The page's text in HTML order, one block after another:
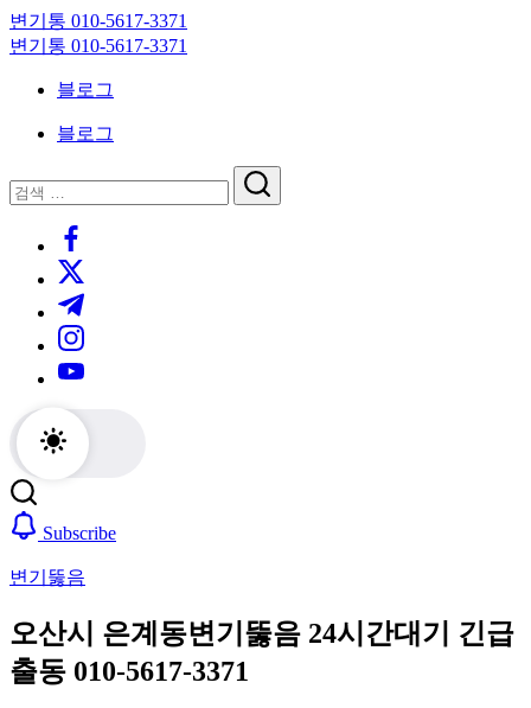
Skip
to
content
변기통 010-5617-3371
변
대
기
변기통 010-5617-3371
크
대
기
블로그
블로그
닫
기
검
검
https://www.facebook.com/
https://twitter.com/
https://t.me/
https://www.instagram.com/
https://youtube.com/
Subscribe
변기뚫음
오산시 은계동변기뚫음 24시간대기 긴급
출동 010-5617-3371